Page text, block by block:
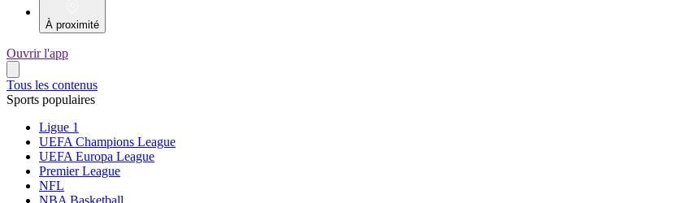
À proximité
Ouvrir l'app
Tous les contenus
Sports populaires
Ligue 1
UEFA Champions League
UEFA Europa League
Premier League
NFL
NBA Basketball